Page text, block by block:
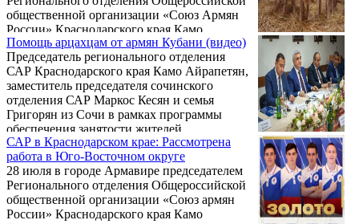
общественной организации «Союз Армян
России» Краснодарского края Камо
Айрапетяна открыт Благотворительный
фонд содействия строительству в
Краснодаре Кафедрального собора Сурб
Мариам Аствацацин Епархии юга России
Армянской Апостольской Церкви.
Помощь арцахцам от армян Кубани (видео)
Председатель регионального отделения
САР Краснодарского края Камо Айрапетян,
заместитель председателя сочинского
отделения САР Маркос Кесян и семья
Григорян из Сочи в рамках программы
обеспечения занятости жителей
Шушинского района Арцаха предоставили
по паре поросят всем семьям четырех сел
района. Всего семьям из сел Хин Шен, Мец
Шен, Ехцахох и Лисагор до сентября будет
роздано 230 особей.
САР в Краснодарском крае: Рассмотрена
работа в Юго-Восточном округе
28 июля в городе Армавире председателем
Регионального отделения Общероссийской
общественной организации «Союз армян
России» Краснодарского края Камо